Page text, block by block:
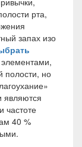
рта,
запах изо
полости, но
являются
частоте
40 %